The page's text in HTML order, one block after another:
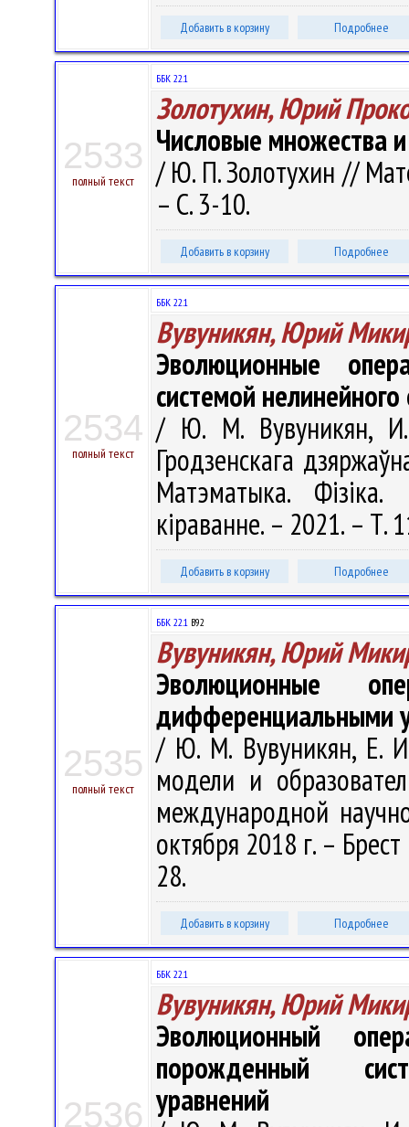
Добавить в корзину Подробнее
2533
полный текст
ББК 22.1
Золотухин, Юрий
Числовые множества
/ Ю. П. Золотухин //
– С. 3-10.
Добавить в корзину Подробнее
2534
полный текст
ББК 22.1
Вувуникян, Юрий
Эволюционные
системой
/ Ю. М. Вувуникян,
Гродзенскага
Матэматыка. Фізіка.
кіраванне. – 2021. –
Добавить в корзину Подробнее
2535
полный текст
ББК 22.1 В92
Вувуникян, Юрий
Эволюционные
дифференциальными
/ Ю. М. Вувуникян, Е.
модели и
международной
октября 2018 г. –
28.
Добавить в корзину Подробнее
2536
ББК 22.1
Вувуникян, Юрий
Эволюционный
порожденный
уравнений